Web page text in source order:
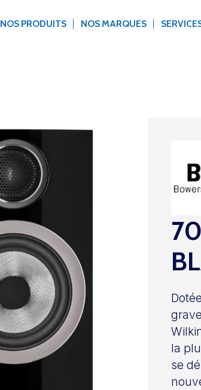
NOS PRODUITS NOS MARQUES
la
se